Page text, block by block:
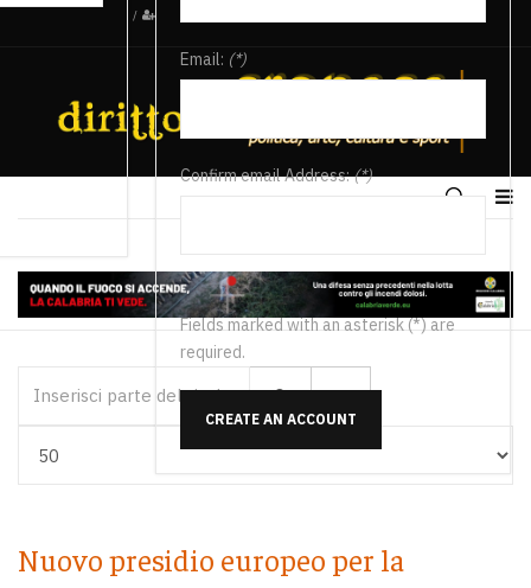
/
Email: (*)
Confirm email Address:(*)
Fields marked with an asterisk (*) are
required.
CREATE AN ACCOUNT
Nuovo presidio europeo per la